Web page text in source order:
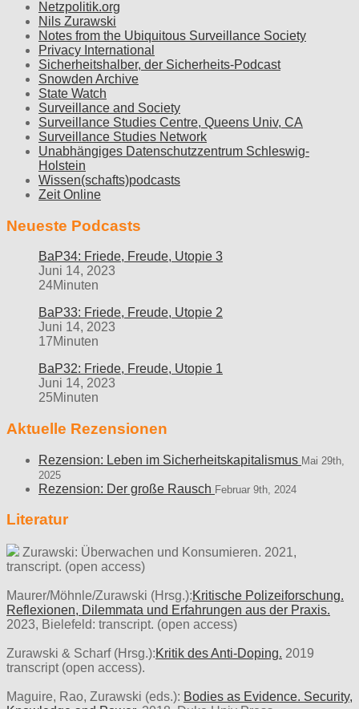
Netzpolitik.org
Nils Zurawski
Notes from the Ubiquitous Surveillance Society
Privacy International
Sicherheitshalber, der Sicherheits-Podcast
Snowden Archive
State Watch
Surveillance and Society
Surveillance Studies Centre, Queens Univ, CA
Surveillance Studies Network
Unabhängiges Datenschutzzentrum Schleswig-
Holstein
Wissen(schafts)podcasts
Zeit Online
Neueste Podcasts
BaP34: Friede, Freude, Utopie 3
Juni 14, 2023
24Minuten
BaP33: Friede, Freude, Utopie 2
Juni 14, 2023
17Minuten
BaP32: Friede, Freude, Utopie 1
Juni 14, 2023
25Minuten
Aktuelle Rezensionen
Rezension: Leben im Sicherheitskapitalismus Mai 29th,
2025
Rezension: Der große Rausch Februar 9th, 2024
Literatur
Zurawski: Überwachen und Konsumieren. 2021,
transcript. (open access)
Maurer/Möhnle/Zurawski (Hrsg.):Kritische Polizeiforschung.
Reflexionen, Dilemmata und Erfahrungen aus der Praxis.
2023, Bielefeld: transcript. (open access)
Zurawski & Scharf (Hrsg.):Kritik des Anti-Doping. 2019
transcript (open access).
Maguire, Rao, Zurawski (eds.): Bodies as Evidence. Security,